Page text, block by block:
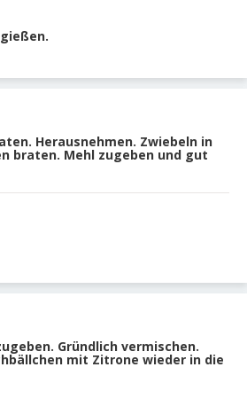
Herausnehmen. Zwiebeln in
braten. Mehl zugeben und gut
Gründlich vermischen.
mit Zitrone wieder in die